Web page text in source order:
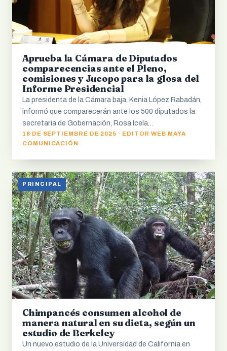
Aprueba la Cámara de Diputados
comparecencias ante el Pleno,
comisiones y Jucopo para la glosa del
Informe Presidencial
La presidenta de la Cámara baja, Kenia López Rabadán,
informó que comparecerán ante los 500 diputados la
secretaria de Gobernación, Rosa Icela…
18 DE SEPTIEMBRE DE 2025 · EDITOR WEB MAYA
COMUNICACIÓN
PRINCIPAL
Chimpancés consumen alcohol de
manera natural en su dieta, según un
estudio de Berkeley
Un nuevo estudio de la Universidad de California en